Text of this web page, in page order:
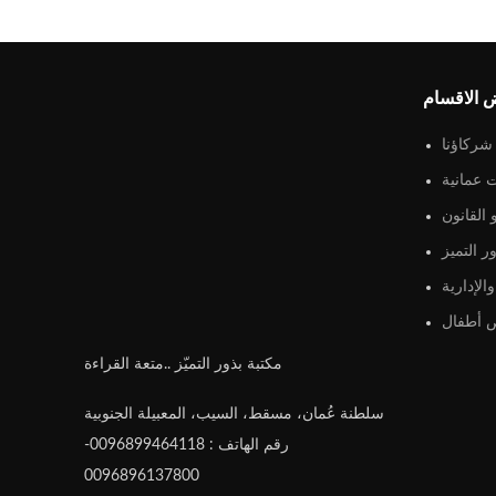
مكتبة بذور التميّز ..متعة القراءة
سلطنة عُمان، مسقط، السيب، المعبيلة الجنوبية
رقم الهاتف : 0096899464118-
0096896137800
الاقسام
شركاؤنا
عمانية
التميز
أطفال